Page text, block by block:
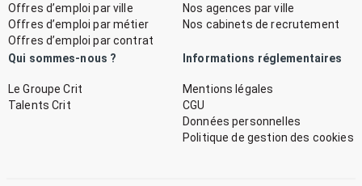
Offres d’emploi par ville
Offres d’emploi par métier
Offres d’emploi par contrat
Nos agences par ville
Nos cabinets de recrutement
Qui sommes-nous ?
Le Groupe Crit
Talents Crit
Informations réglementaires
Mentions légales
CGU
Données personnelles
Politique de gestion des cookies